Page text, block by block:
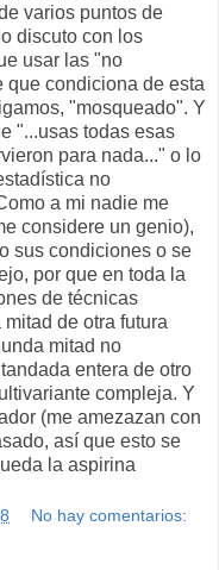
varios puntos de
discuto con los
usar las "no
que condiciona de esta
"mosqueado". Y
"...usas todas esas
para nada..." o lo
no
a mi nadie me
considere un genio),
sus condiciones o se
por que en toda la
de técnicas
de otra futura
mitad no
entera de otro
compleja. Y
(me amezazan con
así que esto se
la aspirina
No hay comentarios: